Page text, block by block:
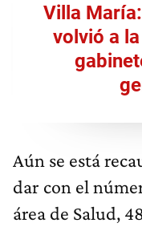
Villa
volvió a
Aún se está
dar con el
área de Salud,